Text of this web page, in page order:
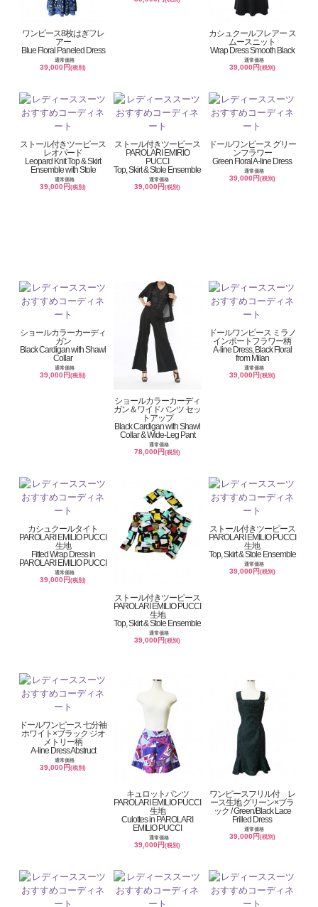
ワンピース8枚はぎフレ
アー
Blue Floral Paneled Dress
通常価格
39,000円(税別)
カシュクールフレアー ス
ムースニット
Wrap Dress Smooth Black
通常価格
39,000円 (税別)
ストール付きツーピース
レオパード
Leopard Knit Top & Skirt
Ensemble with Stole
通常価格
39,000円(税別)
ストール付きツーピース
PAROLARI EMIRIO
PUCCI
Top, Skirt & Stole Ensemble
通常価格
39,000円(税別)
ドールワンピース グリー
ンフラワー
Green Floral A-line Dress
通常価格
39,000円 (税別)
ショールカラーカーディ
ガン
Black Cardigan with Shawl
Collar
通常価格
39,000円(税別)
ショールカラーカーディ
ガン＆ワイドパンツ セッ
トアップ
Black Cardigan with Shawl
Collar & Wide-Leg Pant
通常価格
78,000円(税別)
ドールワンピース ミラノ
インポートフラワー柄
A-line Dress, Black Floral
from Milan
通常価格
39,000円 (税別)
カシュクールタイト
PAROLARI EMILIO PUCCI
生地
Fitted Wrap Dress in
PAROLARI EMILIO PUCCI
通常価格
39,000円(税別)
ストール付きツーピース
PAROLARI EMILIO PUCCI
生地
Top, Skirt & Stole Ensemble
通常価格
39,000円(税別)
ストール付きツーピース
PAROLARI EMILIO PUCCI
生地
Top, Skirt & Stole Ensemble
通常価格
39,000円 (税別)
ドールワンピース 七分袖
ホワイト×ブラック ジオ
メトリー柄
A-line Dress Abstruct
通常価格
39,000円(税別)
キュロットパンツ
PAROLARI EMILIO PUCCI
生地
Culottes in PAROLARI
EMILIO PUCCI
通常価格
39,000円(税別)
ワンピースフリル付 レ
ース生地 グリーン×ブラ
ック / Green/Black Lace
Frilled Dress
通常価格
39,000円 (税別)